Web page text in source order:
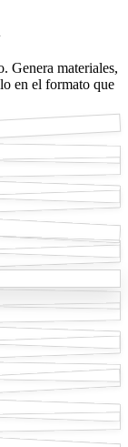
Genera materiales,
en el formato que